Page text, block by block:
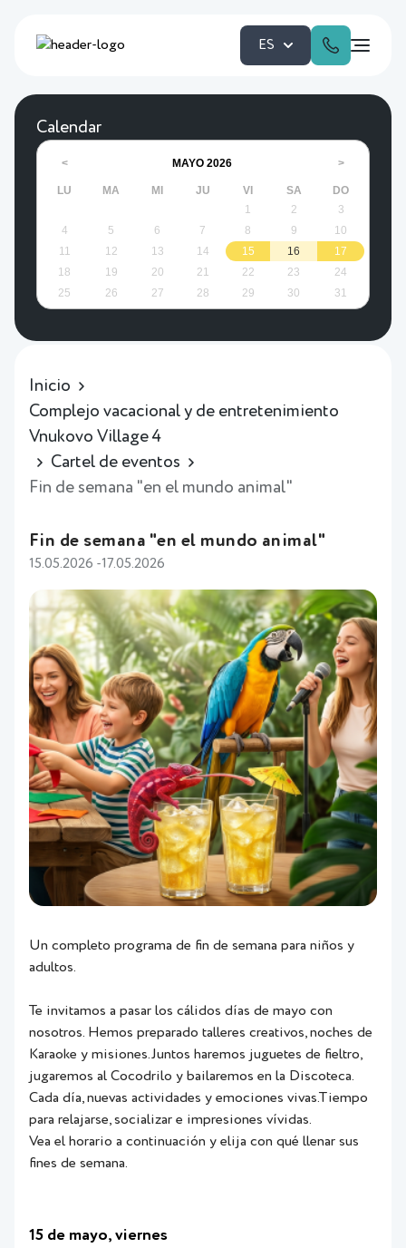
ES
Calendar
< MAYO 2026 >
LU MA MI JU VI SA
DO
1
2
3
4
5 6 7 8 9
10
11
12 13 14 15 16
17
18
19 20 21 22 23
24
25
26 27 28 29 30 31
Inicio
Complejo vacacional y de entretenimiento
Vnukovo Village 4
Cartel de eventos
Fin de semana "en el mundo animal"
Fin de semana "en el mundo animal"
15.05.2026 -17.05.2026
Un completo programa de fin de semana para niños y
adultos.
Te invitamos a pasar los cálidos días de mayo con
nosotros. Hemos preparado talleres creativos, noches de
Karaoke y misiones.Juntos haremos juguetes de fieltro,
jugaremos al Cocodrilo y bailaremos en la Discoteca.
Cada día, nuevas actividades y emociones vivas.Tiempo
para relajarse, socializar e impresiones vívidas.
Vea el horario a continuación y elija con qué llenar sus
fines de semana.
15 de mayo, viernes